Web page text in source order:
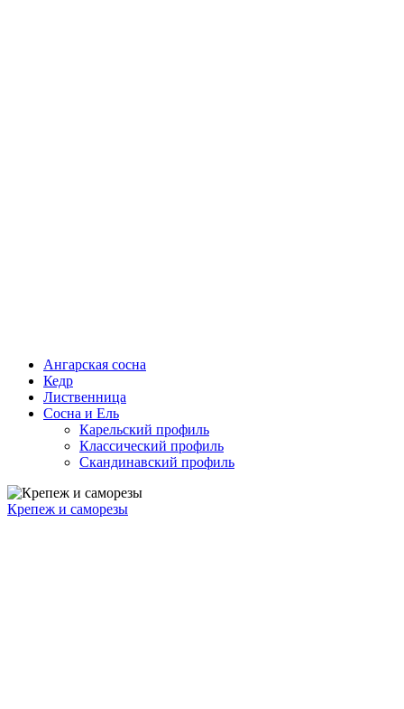
Ангарская сосна
Кедр
Лиственница
Сосна и Ель
Карельский профиль
Классический профиль
Скандинавский профиль
Крепеж и саморезы